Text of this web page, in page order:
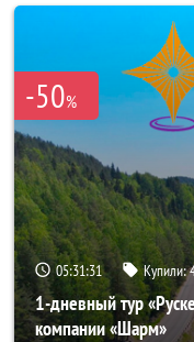
-50%
05:31:30 Купили:
1-дневный тур
компании «Шарм»